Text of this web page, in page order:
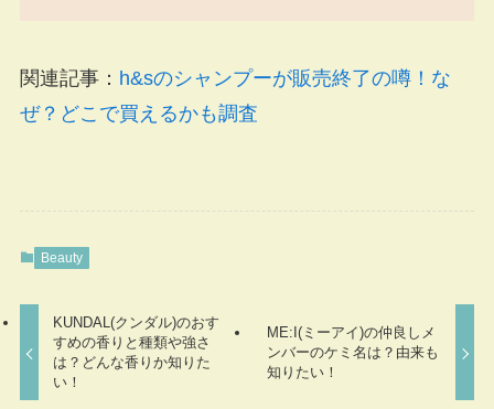
関連記事： h&sのシャンプーが販売終了の噂！な
ぜ？どこで買えるかも調査
Beauty
KUNDAL(クンダル)のおす
すめの香りと種類や強さ
は？どんな香りか知りた
い！
ME:I(ミーアイ)の仲良しメ
ンバーのケミ名は？由来も
知りたい！